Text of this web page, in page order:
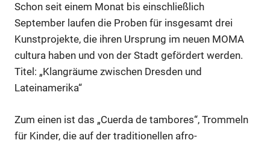
Schon seit einem Monat bis einschließlich
September laufen die Proben für insgesamt drei
Kunstprojekte, die ihren Ursprung im neuen MOMA
cultura haben und von der Stadt gefördert werden.
Titel: „Klangräume zwischen Dresden und
Lateinamerika“
Zum einen ist das „Cuerda de tambores“, Trommeln
für Kinder, die auf der traditionellen afro-